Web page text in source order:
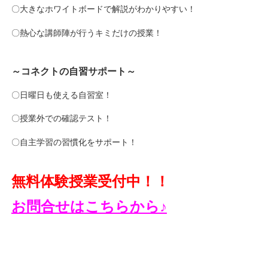
〇大きなホワイトボードで解説がわかりやすい！
〇熱心な講師陣が行うキミだけの授業！
～コネクトの自習サポート～
〇日曜日も使える自習室！
〇授業外での確認テスト！
〇自主学習の習慣化をサポート！
無料体験授業受付中！！
お問合せはこちらから♪